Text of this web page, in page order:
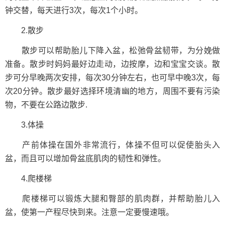
钟交替，每天进行3次，每次1个小时。
2.散步
散步可以帮助胎儿下降入盆，松弛骨盆韧带，为分娩做
准备。散步时妈妈最好边走动，边按摩，边和宝宝交谈。散
步可分早晚两次安排，每次30分钟左右，也可早中晚3次，每
次20分钟。散步最好选择环境清幽的地方，周围不要有污染
物，不要在公路边散步.
3.体操
产前体操在国外非常流行，体操不但可以促使胎头入
盆，而且可以增加骨盆底肌肉的韧性和弹性。
4.爬楼梯
爬楼梯可以锻炼大腿和臀部的肌肉群，并帮助胎儿入
盆，使第一产程尽快到来。注意一定要慢速哦。